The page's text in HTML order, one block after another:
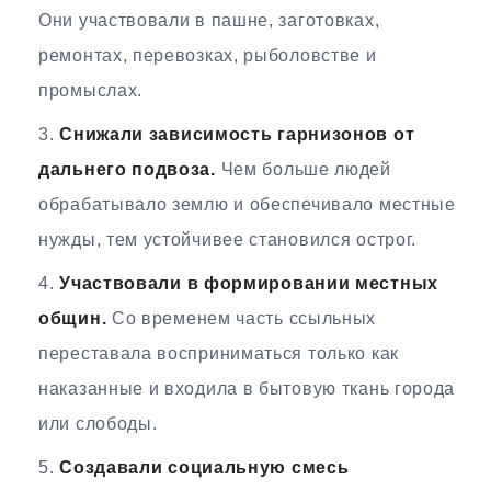
Они участвовали в пашне, заготовках,
ремонтах, перевозках, рыболовстве и
промыслах.
Снижали зависимость гарнизонов от
дальнего подвоза. Чем больше людей
обрабатывало землю и обеспечивало местные
нужды, тем устойчивее становился острог.
Участвовали в формировании местных
общин. Со временем часть ссыльных
переставала восприниматься только как
наказанные и входила в бытовую ткань города
или слободы.
Создавали социальную смесь